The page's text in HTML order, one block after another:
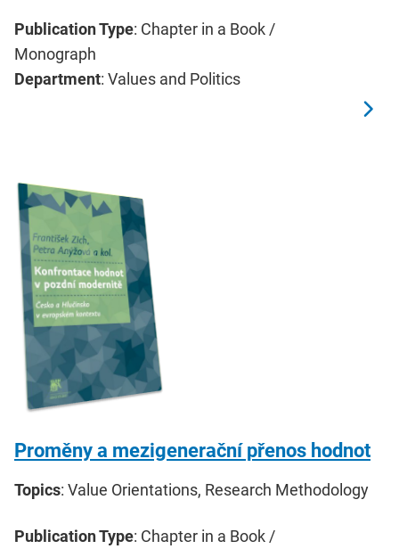
Publication Type: Chapter in a Book /
Monograph
Department: Values and Politics
Proměny a mezigenerační přenos hodnot
Topics: Value Orientations, Research Methodology
Publication Type: Chapter in a Book /